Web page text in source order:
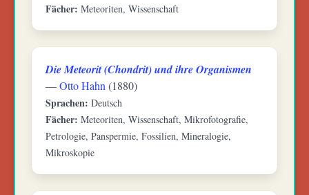
Fächer: Meteoriten, Wissenschaft
Die Meteorit (Chondrit) und ihre Organismen
—Otto Hahn (1880)
Sprachen: Deutsch
Fächer: Meteoriten, Wissenschaft, Mikrofotografie,
Petrologie, Panspermie, Fossilien, Mineralogie,
Mikroskopie